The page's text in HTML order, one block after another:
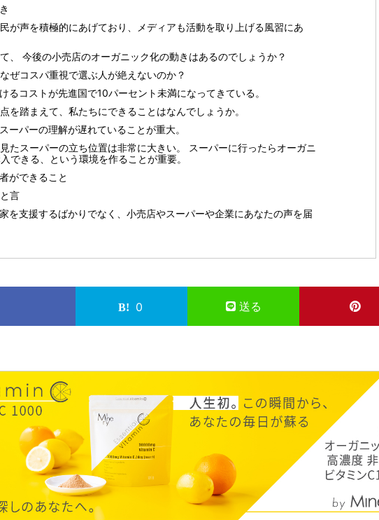
が声を積極的にあげており、メディアも活動を取り上げる風習にあ
、 今後の小売店のオーガニック化の動きはあるのでしょうか？
ぜコスパ重視で選ぶ人が絶えないのか？
るコストが先進国で10パーセント未満になってきている。
を踏まえて、私たちにできることはなんでしょうか。
ーパーの理解が遅れていることが重大。
たスーパーの立ち位置は非常に大きい。 スーパーに行ったらオーガニ
できる、という環境を作ることが重要。
ができること
言
を支援するばかりでなく、小売店やスーパーや企業にあなたの声を届
0 送る